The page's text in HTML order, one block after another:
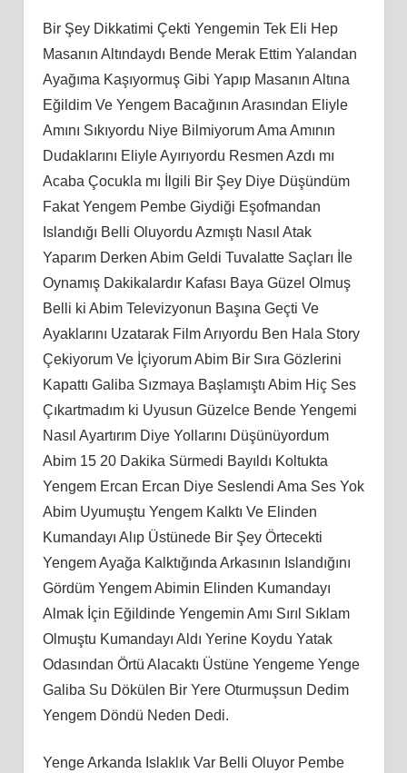
Bir Şey Dikkatimi Çekti Yengemin Tek Eli Hep
Masanın Altındaydı Bende Merak Ettim Yalandan
Ayağıma Kaşıyormuş Gibi Yapıp Masanın Altına
Eğildim Ve Yengem Bacağının Arasından Eliyle
Amını Sıkıyordu Niye Bilmiyorum Ama Amının
Dudaklarını Eliyle Ayırıyordu Resmen Azdı mı
Acaba Çocukla mı İlgili Bir Şey Diye Düşündüm
Fakat Yengem Pembe Giydiği Eşofmandan
Islandığı Belli Oluyordu Azmıştı Nasıl Atak
Yaparım Derken Abim Geldi Tuvalatte Saçları İle
Oynamış Dakikalardır Kafası Baya Güzel Olmuş
Belli ki Abim Televizyonun Başına Geçti Ve
Ayaklarını Uzatarak Film Arıyordu Ben Hala Story
Çekiyorum Ve İçiyorum Abim Bir Sıra Gözlerini
Kapattı Galiba Sızmaya Başlamıştı Abim Hiç Ses
Çıkartmadım ki Uyusun Güzelce Bende Yengemi
Nasıl Ayartırım Diye Yollarını Düşünüyordum
Abim 15 20 Dakika Sürmedi Bayıldı Koltukta
Yengem Ercan Ercan Diye Seslendi Ama Ses Yok
Abim Uyumuştu Yengem Kalktı Ve Elinden
Kumandayı Alıp Üstünede Bir Şey Örtecekti
Yengem Ayağa Kalktığında Arkasının Islandığını
Gördüm Yengem Abimin Elinden Kumandayı
Almak İçin Eğildinde Yengemin Amı Sırıl Sıklam
Olmuştu Kumandayı Aldı Yerine Koydu Yatak
Odasından Örtü Alacaktı Üstüne Yengeme Yenge
Galiba Su Dökülen Bir Yere Oturmuşsun Dedim
Yengem Döndü Neden Dedi.
Yenge Arkanda Islaklık Var Belli Oluyor Pembe